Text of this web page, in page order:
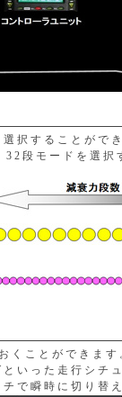
択することがで
段モードを選択
くことができま
いった走行シチ
で瞬時に切り替